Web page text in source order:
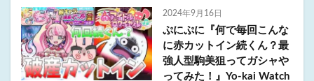
2024年9月16日
ぷにぷに『何で毎回こんな
に赤カットイン続くん？最
強人型駒美狙ってガシャや
ってみた！』Yo-kai Watch